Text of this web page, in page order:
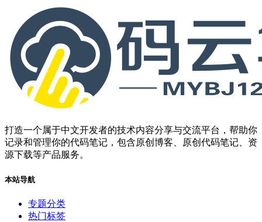
打造一个属于中文开发者的技术内容分享与交流平台，帮助你
记录和管理你的代码笔记，包含原创博客、原创代码笔记、资
源下载等产品服务。
本站导航
专题分类
热门标签